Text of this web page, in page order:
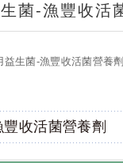
菌-漁豐收活
益生菌-漁豐收活菌營養劑
收活菌營養劑